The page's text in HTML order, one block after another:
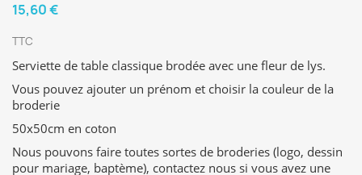
15,60 €
TTC
Serviette de table classique brodée avec une fleur de lys.
Vous pouvez ajouter un prénom et choisir la couleur de la
broderie
50x50cm en coton
Nous pouvons faire toutes sortes de broderies (logo, dessin
pour mariage, baptème), contactez nous si vous avez une